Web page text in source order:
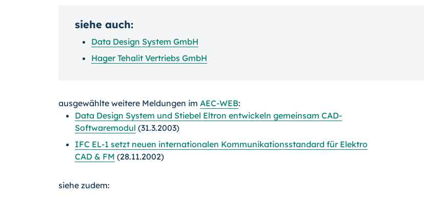
siehe auch:
Data Design System GmbH
Hager Tehalit Vertriebs GmbH
ausgewählte weitere Meldungen im AEC-WEB:
Data Design System und Stiebel Eltron entwickeln gemeinsam CAD-
Softwaremodul (31.3.2003)
IFC EL-1 setzt neuen internationalen Kommunikationsstandard für Elektro
CAD & FM (28.11.2002)
siehe zudem: